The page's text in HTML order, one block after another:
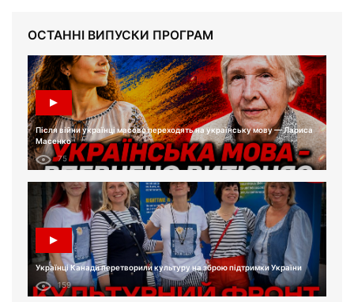
ОСТАННІ ВИПУСКИ ПРОГРАМ
Після війни українці масово переходять на українську мову — Лариса
Масенко
75
Українці Канади перетворили культуру на зброю підтримки України
159